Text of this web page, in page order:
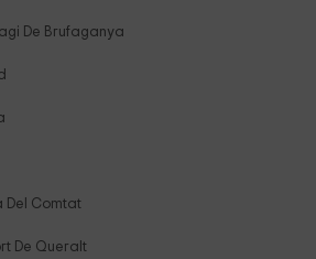
De Brufaganya
Del Comtat
De Queralt